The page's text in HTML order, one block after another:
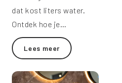
dat kost liters water.
Ontdek hoe je
comfortabel doucht en
tegelijk energie
Lees meer